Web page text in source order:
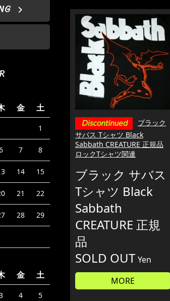
金 土
1
7 8
14 15
21 22
28 29
金 土
4 5
ブラック
サバス Tシャツ Black
Sabbath CREATURE 正規品
ロックTシャツ関連
ブラック サバス
Tシャツ Black
Sabbath
CREATURE 正規
品
SOLD OUT Yen
MORE